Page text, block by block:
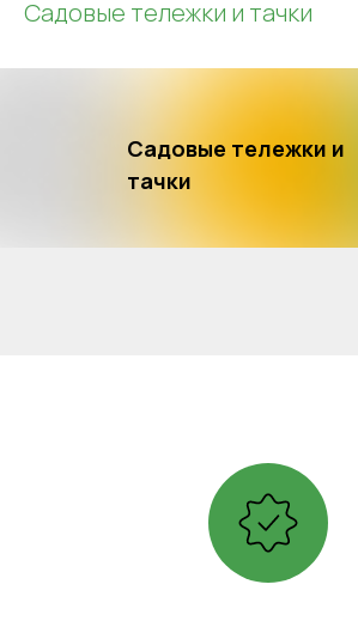
Садовые тележки и тачки
Садовые тележки и
тачки